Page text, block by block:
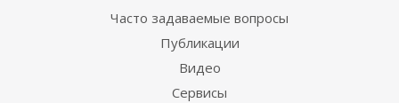
Часто задаваемые вопросы
Публикации
Видео
Сервисы